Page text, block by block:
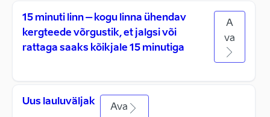
15 minuti linn – kogu linna ühendav
kergteede võrgustik, et jalgsi või
rattaga saaks kõikjale 15 minutiga
A
va
Uus lauluväljak
Ava